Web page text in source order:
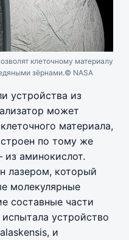
клеточному материалу
зёрнами.© NASA
устройства из
может
материала,
по тому же
аминокислот.
лазером, который
молекулярные
составные части
устройство
и